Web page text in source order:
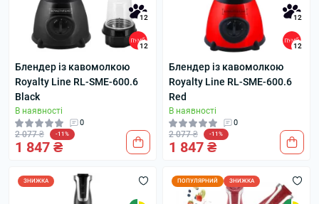
12
12
Блендер із кавомолкою
Royalty Line RL-SME-600.6
Black
В наявності
0
2 077 ₴ -11%
1 847 ₴
12
12
Блендер із кавомолкою
Royalty Line RL-SME-600.6
Red
В наявності
0
2 077 ₴ -11%
1 847 ₴
ЗНИЖКА ПОПУЛЯРНИЙ ЗНИЖКА